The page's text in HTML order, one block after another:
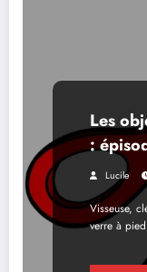
Les
:
Lucile
Visseuse,
verre à